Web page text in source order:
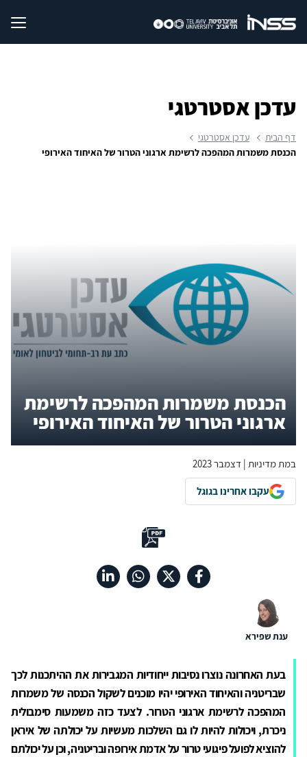
עדכן אסטרטגי
דף הבית
עדכן אסטרטגי
הכנסת משמרות המהפכה לרשימת ארגוני הטרור של האיחוד האירופי
הכנסת משמרות המהפכה לרשימת
ארגוני הטרור של האיחוד האירופי
במת מדיניות | דצמבר 2023
עקבו אחרינו בגוגל
ענת שפירא
בעת האחרונה נוצרו נסיבות ייחודיות המגבירות את ההיתכנות לכך
שבריטניה והאיחוד האירופי יהיו מוכנים לשקול הכנסה של משמרות
המהפכה לרשימת ארגוני הטרור. לצעד כזה משמעות סימבולית
ניכרת, ויכולות להיות לו גם השלכות מעשיות על יכולתה של איראן
להוציא לפועל פיגועי טרור על אדמת אירופה ובריטניה, וכן על יכולתם